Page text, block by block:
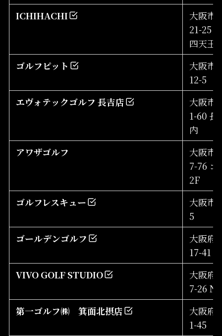
ICHIHACHI
大阪市
21-25
四天
ゴルフピット
大阪市
12-5
エヴォテックゴルフ 長吉店
大阪市
1-60 長
内
アワザゴルフ
大阪市
7-76 ゴ
2F
ゴルフレスキュー
大阪市
5
ゴールデンゴルフ
大阪府
17-41
VIVO GOLF STUDIO
大阪府
7-26
第一ゴルフ㈱ 箕面北摂店
大阪府
1-45